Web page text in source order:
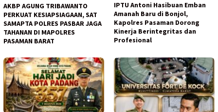
AKBP AGUNG TRIBAWANTO
PERKUAT KESIAPSIAGAAN, SAT
SAMAPTA POLRES PASBAR JAGA
TAHANAN DI MAPOLRES
PASAMAN BARAT
IPTU Antoni Hasibuan Emban
Amanah Baru di Bonjol,
Kapolres Pasaman Dorong
Kinerja Berintegritas dan
Profesional